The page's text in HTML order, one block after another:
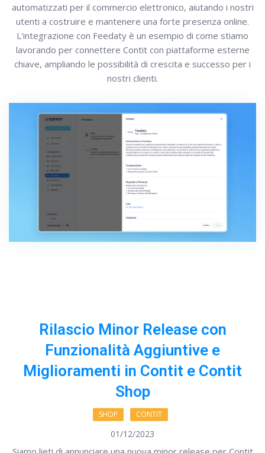
automatizzati per il commercio elettronico, aiutando i nostri
utenti a costruire e mantenere una forte presenza online.
L'integrazione con Feedaty è un esempio di come stiamo
lavorando per connettere Contit con piattaforme esterne
chiave, ampliando le possibilità di crescita e successo per i
nostri clienti.
Rilascio Minor Release con
Funzionalità Aggiuntive e
Miglioramenti in Contit e Contit
Shop
SHOP CONTIT
01/12/2023